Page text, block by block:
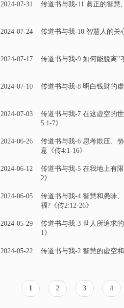
2024-07-31 传道书与我-11 眞正的智慧,
2024-07-24 传道书与我-10 智慧人的关
2024-07-17 传道书与我-9 如何能脱离"
2024-07-10 传道书与我-8 明白钱财的
2024-07-03
传道书与我-7 在这虚空的
5:1-7》
2024-06-26
传道书与我-6 思考欺压、
意《传4:1-16》
2024-06-12
传道书与我-5 在我地上有
2》
2024-06-05
传道书与我-4 智慧和愚昧
福?《传2:12-26》
2024-05-29
传道书与我-3 世人所追求
1》
2024-05-22 传道书与我-2 智慧的虚空和
当
前
1
页
面
2
页
面
3
页
面
4